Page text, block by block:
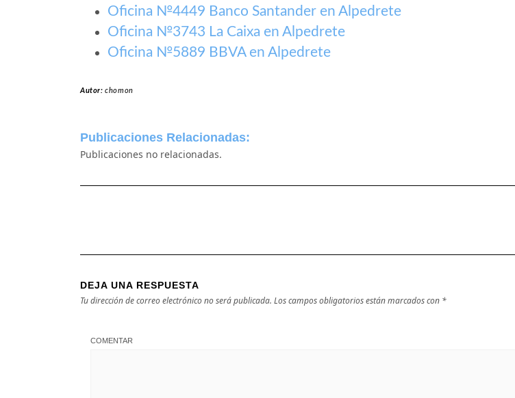
Oficina №4449 Banco Santander en Alpedrete
Oficina №3743 La Caixa en Alpedrete
Oficina №5889 BBVA en Alpedrete
Autor:chomon
Publicaciones Relacionadas:
Publicaciones no relacionadas.
DEJA UNA RESPUESTA
Tu dirección de correo electrónico no será publicada. Los campos obligatorios están marcados con *
COMENTAR